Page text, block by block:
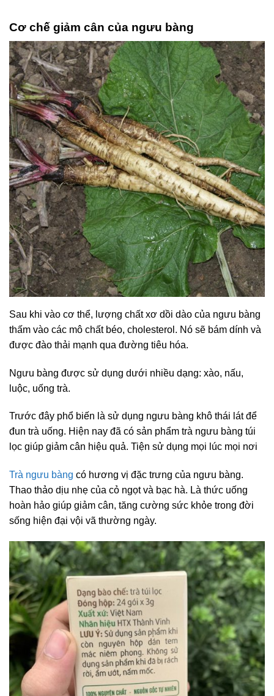
Cơ chế giảm cân của ngưu bàng
Sau khi vào cơ thể, lượng chất xơ dồi dào của ngưu bàng
thấm vào các mô chất béo, cholesterol. Nó sẽ bám dính và
được đào thải mạnh qua đường tiêu hóa.
Ngưu bàng được sử dụng dưới nhiều dạng: xào, nấu,
luộc, uống trà.
Trước đây phổ biến là sử dụng ngưu bàng khô thái lát để
đun trà uống. Hiện nay đã có sản phẩm trà ngưu bàng túi
lọc giúp giảm cân hiệu quả. Tiện sử dụng mọi lúc mọi nơi
Trà ngưu bàng có hương vị đặc trưng của ngưu bàng.
Thao thảo dịu nhẹ của cỏ ngọt và bạc hà. Là thức uống
hoàn hảo giúp giảm cân, tăng cường sức khỏe trong đời
sống hiện đại vội vã thường ngày.